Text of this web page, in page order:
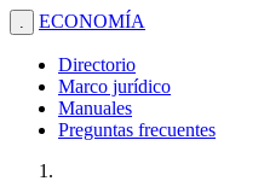
. ECONOMÍA
Directorio
Marco jurídico
Manuales
Preguntas frecuentes